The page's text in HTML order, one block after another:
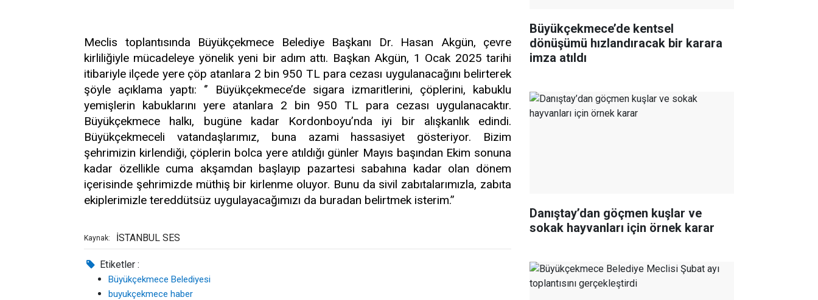
Meclis toplantısında Büyükçekmece Belediye Başkanı Dr. Hasan Akgün, çevre
kirliliğiyle mücadeleye yönelik yeni bir adım attı. Başkan Akgün, 1 Ocak 2025 tarihi
itibariyle ilçede yere çöp atanlara 2 bin 950 TL para cezası uygulanacağını belirterek
şöyle açıklama yaptı: ‘’ Büyükçekmece’de sigara izmaritlerini, çöplerini, kabuklu
yemişlerin kabuklarını yere atanlara 2 bin 950 TL para cezası uygulanacaktır.
Büyükçekmece halkı, bugüne kadar Kordonboyu’nda iyi bir alışkanlık edindi.
Büyükçekmeceli vatandaşlarımız, buna azami hassasiyet gösteriyor. Bizim
şehrimizin kirlendiği, çöplerin bolca yere atıldığı günler Mayıs başından Ekim sonuna
kadar özellikle cuma akşamdan başlayıp pazartesi sabahına kadar olan dönem
içerisinde şehrimizde müthiş bir kirlenme oluyor. Bunu da sivil zabıtalarımızla, zabıta
ekiplerimizle tereddütsüz uygulayacağımızı da buradan belirtmek isterim.’’
Kaynak: İSTANBUL SES
Etiketler :
Büyükçekmece Belediyesi
buyukçekmece haber
Büyükçekmece’de kentsel
dönüşümü hızlandıracak bir karara
imza atıldı
Danıştay’dan göçmen kuşlar ve
sokak hayvanları için örnek karar